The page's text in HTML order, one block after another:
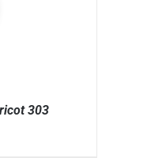
303